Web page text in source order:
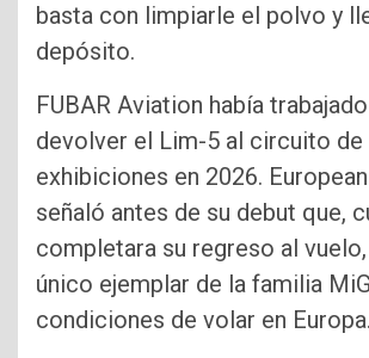
basta con limpiarle el polvo y
depósito.
FUBAR Aviation había
devolver el Lim-5 al circuito de
exhibiciones en 2026.
señaló antes de su debut que,
completara su regreso al
único ejemplar de la familia
condiciones de volar en Europa.